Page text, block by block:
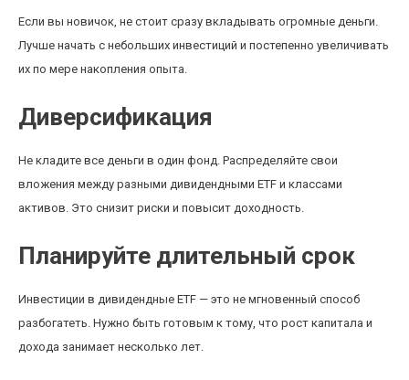
Если вы новичок, не стоит сразу вкладывать огромные деньги.
Лучше начать с небольших инвестиций и постепенно увеличивать
их по мере накопления опыта.
Диверсификация
Не кладите все деньги в один фонд. Распределяйте свои
вложения между разными дивидендными ETF и классами
активов. Это снизит риски и повысит доходность.
Планируйте длительный срок
Инвестиции в дивидендные ETF — это не мгновенный способ
разбогатеть. Нужно быть готовым к тому, что рост капитала и
дохода занимает несколько лет.